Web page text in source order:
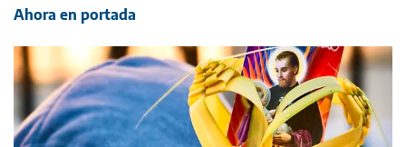
Ahora en portada